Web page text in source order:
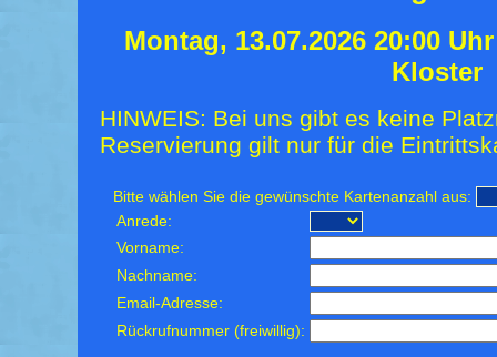
Montag, 13.07.2026 20:00
Kloster
HINWEIS: Bei uns gibt es keine
Reservierung gilt nur für die
Bitte wählen Sie die gewünschte Kartenanzahl aus:
Anrede:
Vorname:
Nachname:
Email-Adresse:
Rückrufnummer (freiwillig):